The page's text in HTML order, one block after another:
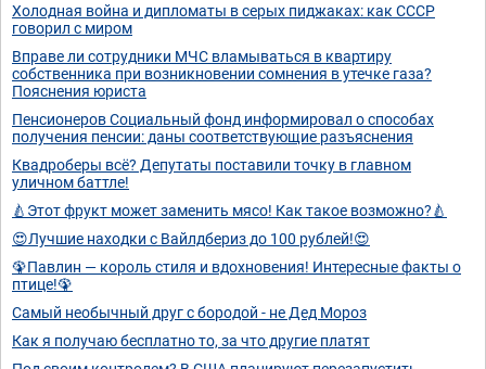
Холодная война и дипломаты в серых пиджаках: как СССР
говорил с миром
Вправе ли сотрудники МЧС вламываться в квартиру
собственника при возникновении сомнения в утечке газа?
Пояснения юриста
Пенсионеров Социальный фонд информировал о способах
получения пенсии: даны соответствующие разъяснения
Квадроберы всё? Депутаты поставили точку в главном
уличном баттле!
🍐Этот фрукт может заменить мясо! Как такое возможно?🍐
😍Лучшие находки с Вайлдбериз до 100 рублей!😍
🦚Павлин — король стиля и вдохновения! Интересные факты о
птице!🦚
Самый необычный друг с бородой - не Дед Мороз
Как я получаю бесплатно то, за что другие платят